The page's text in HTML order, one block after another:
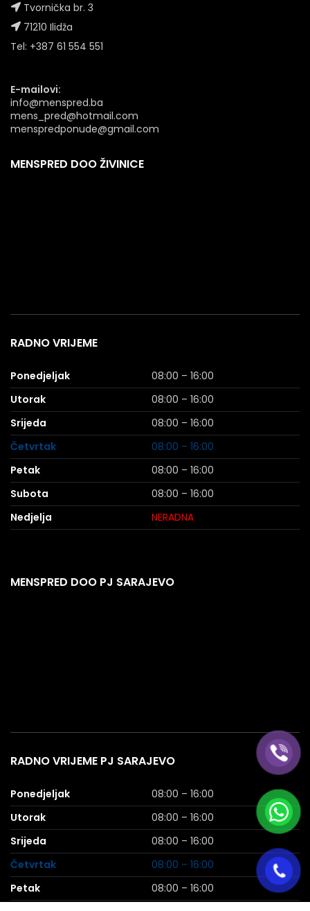
Tvornička br. 3
71210 Ilidža
Tel: +387 61 554 551
E-mailovi:
info@menspred.ba
mens_pred@hotmail.com
menspredponude@gmail.com
MENSPRED DOO ŽIVINICE
RADNO VRIJEME
Ponedjeljak
08:00 – 16:00
Utorak
08:00 – 16:00
Srijeda
08:00 – 16:00
Četvrtak
08:00 – 16:00
Petak
08:00 – 16:00
Subota
08:00 – 16:00
Nedjelja
NERADNA
MENSPRED DOO PJ SARAJEVO
RADNO VRIJEME PJ SARAJEVO
Ponedjeljak
08:00 – 16:00
Utorak
08:00 – 16:00
Srijeda
08:00 – 16:00
Četvrtak
08:00 – 16:00
Petak
08:00 – 16:00